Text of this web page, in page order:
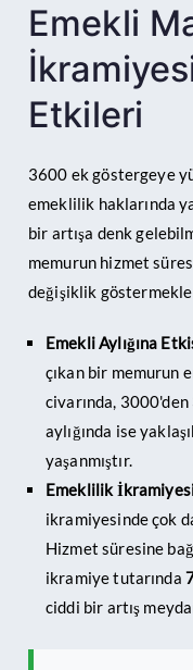
Emekli
Etkileri
3600 ek göstergeye
emeklilik haklarında
bir artışa denk
memurun hizmet
değişiklik
Emekli Aylığına
çıkan bir memurun
civarında,
aylığında ise
yaşanmıştır.
Emeklilik
ikramiyesinde çok
Hizmet süresine
ikramiye tutarında
ciddi bir artış